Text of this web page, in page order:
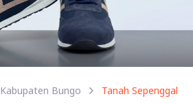
Kabupaten Bungo Tanah Sepenggal